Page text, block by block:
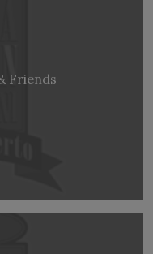
Friends